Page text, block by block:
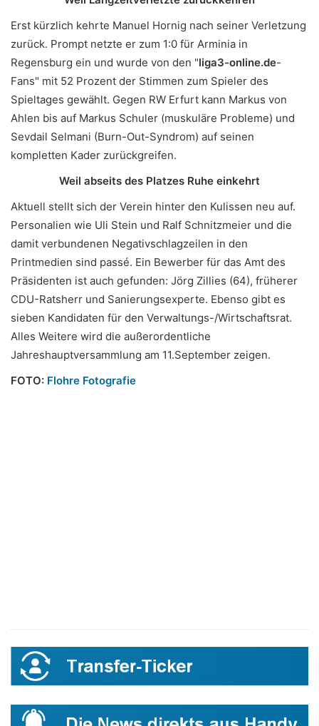
Erst kürzlich kehrte Manuel Hornig nach seiner Verletzung
zurück. Prompt netzte er zum 1:0 für Arminia in
Regensburg ein und wurde von den "liga3-online.de-
Fans" mit 52 Prozent der Stimmen zum Spieler des
Spieltages gewählt. Gegen RW Erfurt kann Markus von
Ahlen bis auf Markus Schuler (muskuläre Probleme) und
Sevdail Selmani (Burn-Out-Syndrom) auf seinen
kompletten Kader zurückgreifen.
Weil abseits des Platzes Ruhe einkehrt
Aktuell stellt sich der Verein hinter den Kulissen neu auf.
Personalien wie Uli Stein und Ralf Schnitzmeier und die
damit verbundenen Negativschlagzeilen in den
Printmedien sind passé. Ein Bewerber für das Amt des
Präsidenten ist auch gefunden: Jörg Zillies (64), früherer
CDU-Ratsherr und Sanierungsexperte. Ebenso gibt es
sieben Kandidaten für den Verwaltungs-/Wirtschaftsrat.
Alles Weitere wird die außerordentliche
Jahreshauptversammlung am 11.September zeigen.
FOTO: Flohre Fotografie